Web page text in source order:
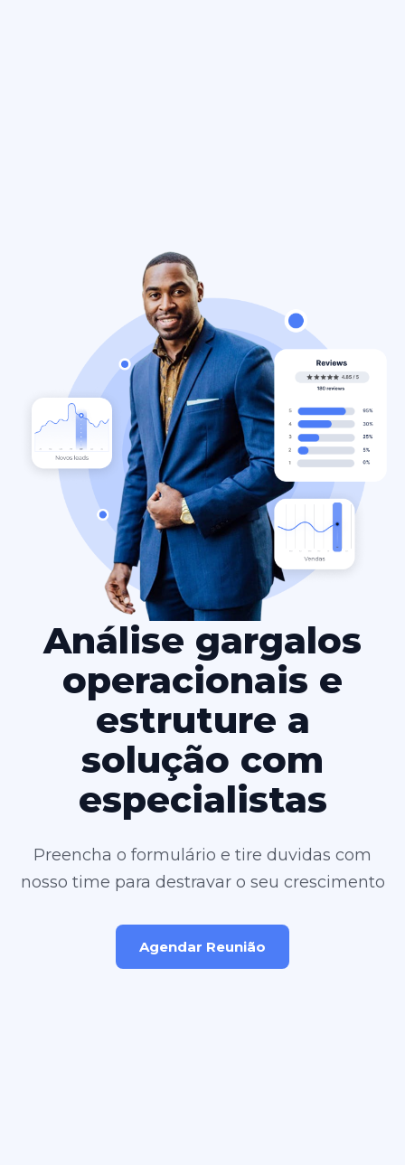
Análise gargalos
operacionais e
estruture a
solução com
especialistas
Preencha o formulário e tire duvidas com
nosso time para destravar o seu crescimento
Agendar Reunião